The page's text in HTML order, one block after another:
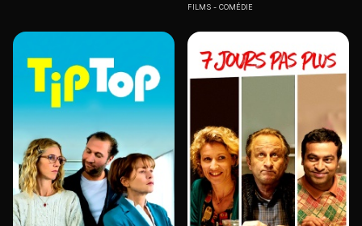
FILMS COMÉDIE